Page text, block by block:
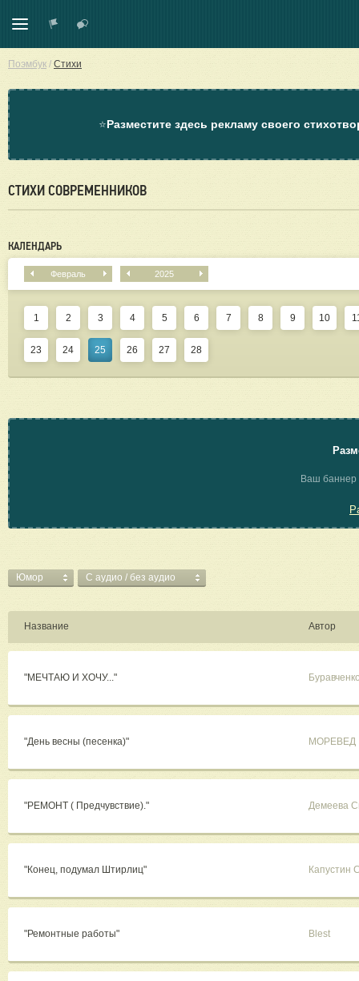
Поэмбук / Стихи
⭐Разместите здесь рекламу своего
СТИХИ СОВРЕМЕННИКОВ
КАЛЕНДАРЬ
Февраль 2025
1 2 3 4 5 6 7 8 9 10
23 24 25 26 27 28
Ваш баннер
Юмор C аудио / без аудио
Название Автор
"МЕЧТАЮ И ХОЧУ..."
"День весны (песенка)" МОРЕВЕД
"РЕМОНТ ( Предчувствие)." Демеева
"Конец, подумал Штирлиц" Капустин
"Ремонтные работы" Blest